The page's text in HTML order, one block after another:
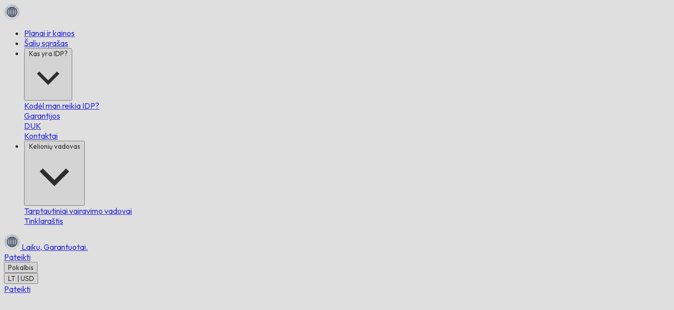
Planai ir kainos
Šalių sąrašas
Kas yra IDP?
Kodėl man reikia IDP?
Garantijos
DUK
Kontaktai
Kelionių vadovas
Tarptautiniai vairavimo vadovai
Tinklaraštis
Laiku, Garantuotai.
Pateikti
Pokalbis
LT | USD
Pateikti